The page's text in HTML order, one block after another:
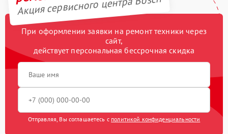
Акция сервисного центра Bosch
При оформлении заявки на ремонт техники через
сайт,
действует персональная бессрочная скидка
Отправляя, Вы соглашаетесь с политикой конфиденциальности